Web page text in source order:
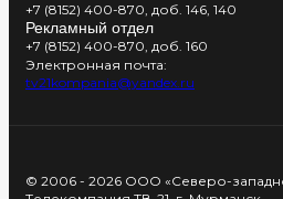
+7 (8152) 400-870, доб. 146, 140
Рекламный отдел
+7 (8152) 400-870, доб. 160
Электронная почта:
tv21kompania@yandex.ru
© 2006 - 2026 ООО «Северо-